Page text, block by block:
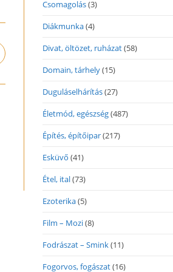
Csomagolás(3)
Diákmunka(4)
Divat, öltözet, ruházat(58)
Domain, tárhely(15)
Duguláselhárítás(27)
Életmód, egészség(487)
Építés, építőipar(217)
Esküvő (41)
Étel, ital(73)
Ezoterika(5)
Film – Mozi(8)
Fodrászat – Smink(11)
Fogorvos, fogászat(16)